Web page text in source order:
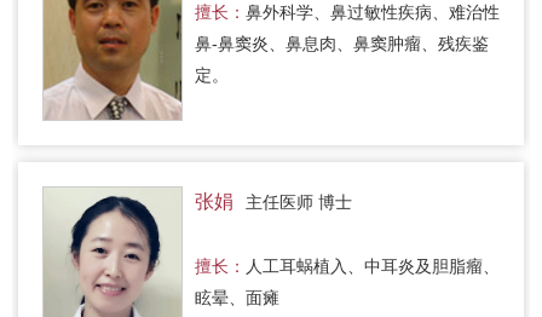
擅长： 鼻外科学、鼻过敏性疾病、难治性
鼻-鼻窦炎、鼻息肉、鼻窦肿瘤、残疾鉴
定。
张娟 主任医师 博士
擅长： 人工耳蜗植入、中耳炎及胆脂瘤、
眩晕、面瘫